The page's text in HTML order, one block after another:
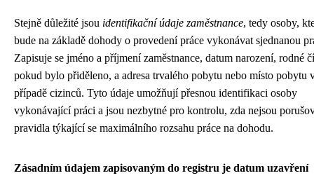
Stejně důležité jsou identifikační údaje zaměstnance, tedy osoby,
bude na základě dohody o provedení práce vykonávat sjednanou
Zapisuje se jméno a příjmení zaměstnance, datum narození, rodné
pokud bylo přiděleno, a adresa trvalého pobytu nebo místo pobytu
případě cizinců. Tyto údaje umožňují přesnou identifikaci osoby
vykonávající práci a jsou nezbytné pro kontrolu, zda nejsou
pravidla týkající se maximálního rozsahu práce na dohodu.
Zásadním údajem zapisovaným do registru je datum uzavření